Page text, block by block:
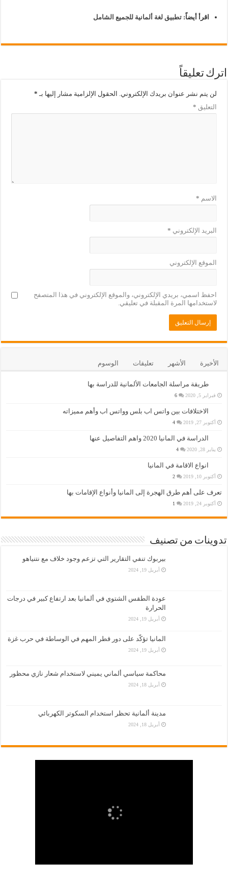
اقرأ أيضاً:تطبيق لغة ألمانية للجميع الشامل
اترك تعليقاً
لن يتم نشر عنوان بريدك الإلكتروني. الحقول الإلزامية مشار إليها بـ *
التعليق *
الاسم *
البريد الإلكتروني *
الموقع الإلكتروني
احفظ اسمي، بريدي الإلكتروني، والموقع الإلكتروني في هذا المتصفح
لاستخدامها المرة المقبلة في تعليقي.
الأخيرة الأشهر تعليقات الوسوم
طريقة مراسلة الجامعات الألمانية للدراسة بها
فبراير 5, 2020 6
الاختلافات بين واتس اب بلس وواتس اب وأهم مميزاته
أكتوبر 27, 2019 4
الدراسة في المانيا 2020 واهم التفاصيل عنها
يناير 28, 2020 4
انواع الاقامة في المانيا
أكتوبر 10, 2019 2
تعرف على أهم طرق الهجرة إلى المانيا وأنواع الإقامات بها
أكتوبر 24, 2019 1
تدوينات من تصنيف
بيربوك تنفي التقارير التي تزعم وجود خلاف مع نتنياهو
أبريل 19, 2024
عودة الطقس الشتوي في ألمانيا بعد ارتفاع كبير في درجات
الحرارة
أبريل 19, 2024
المانيا تؤكّد على دور قطر المهم في الوساطة في حرب غزة
أبريل 19, 2024
محاكمة سياسي ألماني يميني لاستخدام شعار نازي محظور
أبريل 18, 2024
مدينة ألمانية تحظر استخدام السكوتر الكهربائي
أبريل 18, 2024